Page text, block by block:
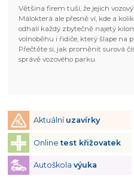
Většina firem tuší, že jejich
Málokterá ale přesně ví, kde a
odhalí každý zbytečně najetý
volnoběhu i řidiče, který šlape na
Přečtěte si, jak proměnit surová
správě vozového parku.
Aktuální uzavírky
Onlinetest křižovatek
Autoškola výuka